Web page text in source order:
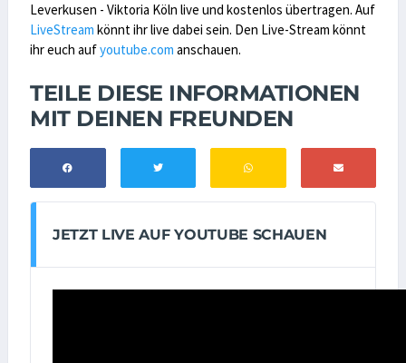
Leverkusen - Viktoria Köln live und kostenlos übertragen. Auf
LiveStream könnt ihr live dabei sein. Den Live-Stream könnt
ihr euch aufyoutube.com anschauen.
TEILE DIESE INFORMATIONEN
MIT DEINEN FREUNDEN
JETZT LIVE AUF YOUTUBE SCHAUEN